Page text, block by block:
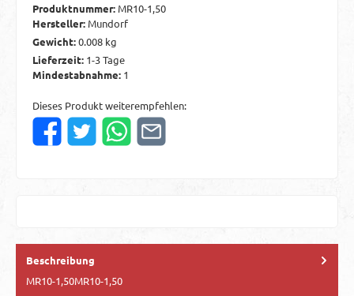
Produktnummer: MR10-1,50
Hersteller: Mundorf
Gewicht:0.008 kg
Lieferzeit: 1-3 Tage
Mindestabnahme: 1
Dieses Produkt weiterempfehlen:
Beschreibung
MR10-1,50MR10-1,50